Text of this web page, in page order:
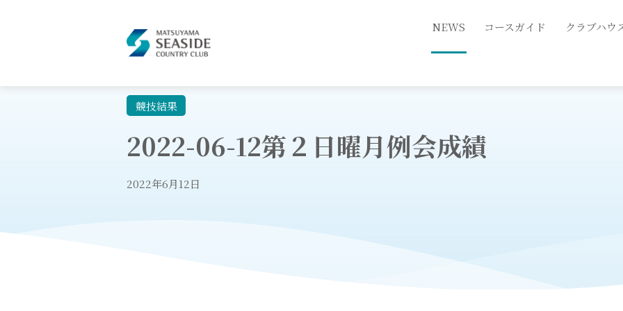
NEWS コースガイド クラブハウ
競技結果
2022-06-12第２日曜月例会成績
2022年6月12日